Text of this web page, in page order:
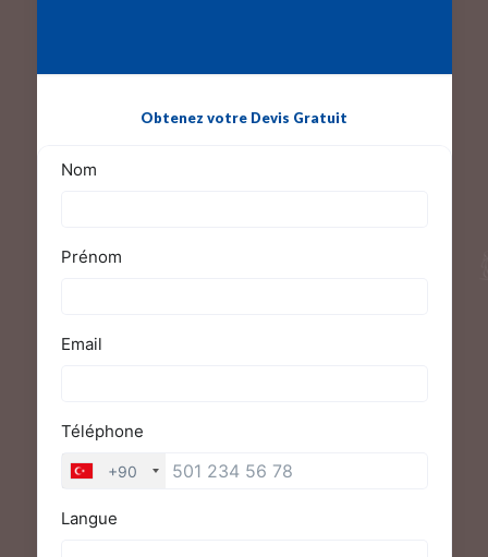
Obtenez votre Devis Gratuit